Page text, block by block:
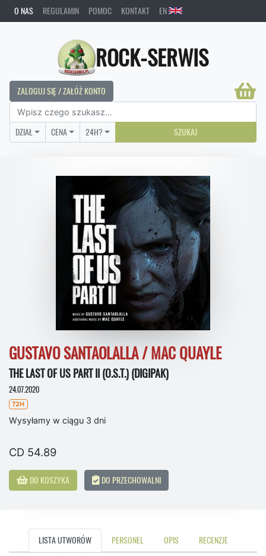
O NAS REGULAMIN POMOC KONTAKT EN
ROCK-SERWIS
ZALOGUJ SIĘ / ZAŁÓŻ KONTO
DZIAŁ CENA 24H? SZUKAJ
GUSTAVO SANTAOLALLA / MAC QUAYLE
THE LAST OF US PART II (O.S.T.) (DIGIPAK)
24.07.2020
72H
Wysyłamy w ciągu 3 dni
CD 54.89
DO KOSZYKA DO PRZECHOWALNI
LISTA UTWORÓW PERSONEL OPIS RECENZJE